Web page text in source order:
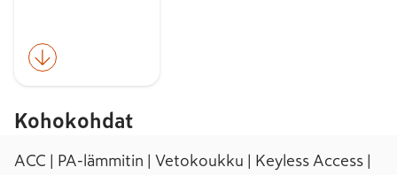
Kohokohdat
ACC | PA-lämmitin | Vetokoukku | Keyless Access |